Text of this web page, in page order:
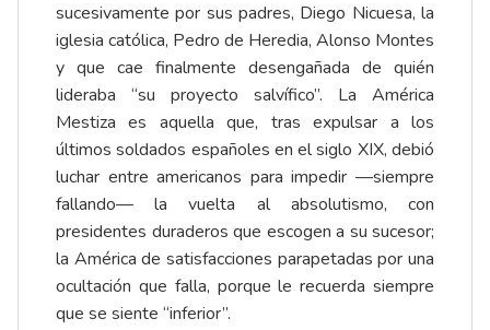
sucesivamente por sus padres, Diego Nicuesa, la
iglesia católica, Pedro de Heredia, Alonso Montes
y que cae finalmente desengañada de quién
lideraba “su proyecto salvífico”. La América
Mestiza es aquella que, tras expulsar a los
últimos soldados españoles en el siglo XIX, debió
luchar entre americanos para impedir —siempre
fallando— la vuelta al absolutismo, con
presidentes duraderos que escogen a su sucesor;
la América de satisfacciones parapetadas por una
ocultación que falla, porque le recuerda siempre
que se siente “inferior”.